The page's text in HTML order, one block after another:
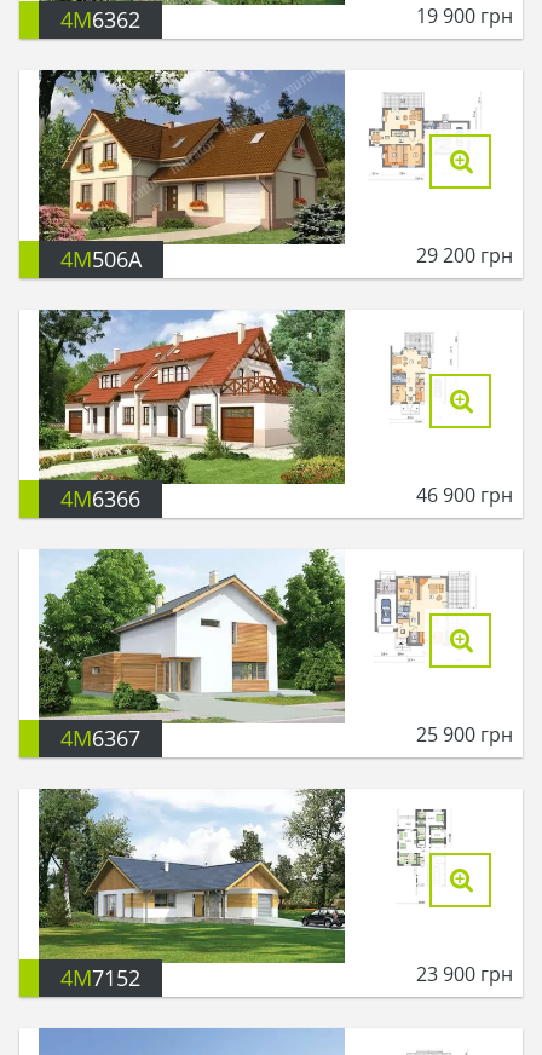
4M6362 19 900 грн
4M506A 29 200 грн
4M6366 46 900 грн
4M6367 25 900 грн
4M7152 23 900 грн